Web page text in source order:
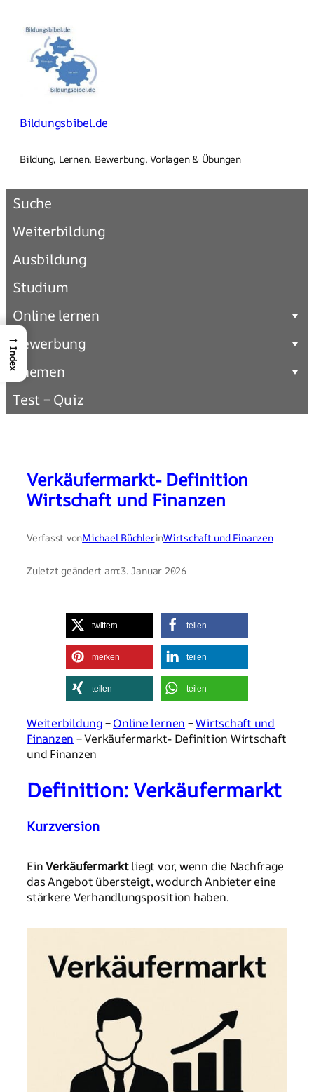
Inhalt
springen
Bildungsbibel.de
Bildung, Lernen, Bewerbung, Vorlagen & Übungen
Suche
Weiterbildung
Ausbildung
Studium
Online lernen
Bewerbung
Themen
Test – Quiz
Verkäufermarkt- Definition
Wirtschaft und Finanzen
Verfasst vonMichael BüchlerinWirtschaft und Finanzen
Zuletzt geändert am:3. Januar 2026
twittern teilen
merken teilen
teilen teilen
Weiterbildung–Online lernen –Wirtschaft und
Finanzen – Verkäufermarkt- Definition Wirtschaft
und Finanzen
Definition: Verkäufermarkt
Kurzversion
EinVerkäufermarktliegt vor, wenn die Nachfrage
das Angebot übersteigt, wodurch Anbieter eine
stärkere Verhandlungsposition haben.
→
Index